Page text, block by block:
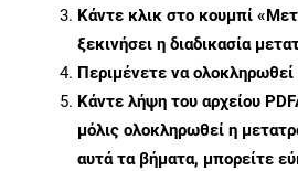
Κάντε κλικ στο κουμπί
ξεκινήσει η διαδικασία
Περιμένετε να
Κάντε λήψη του αρχείου
μόλις ολοκληρωθεί η
αυτά τα βήματα, μπορείτε